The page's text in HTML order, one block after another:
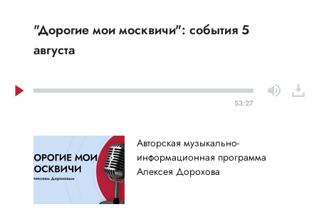
"Дорогие мои москвичи": события 5
августа
53:27
Авторская музыкально-
информационная программа
Алексея Дорохова